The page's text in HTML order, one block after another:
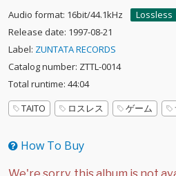
Audio format: 16bit/44.1kHz
Lossless
Release date: 1997-08-21
Label: ZUNTATA RECORDS
Catalog number: ZTTL-0014
Total runtime: 44:04
TAITO
ロスレス ゲーム
How To Buy